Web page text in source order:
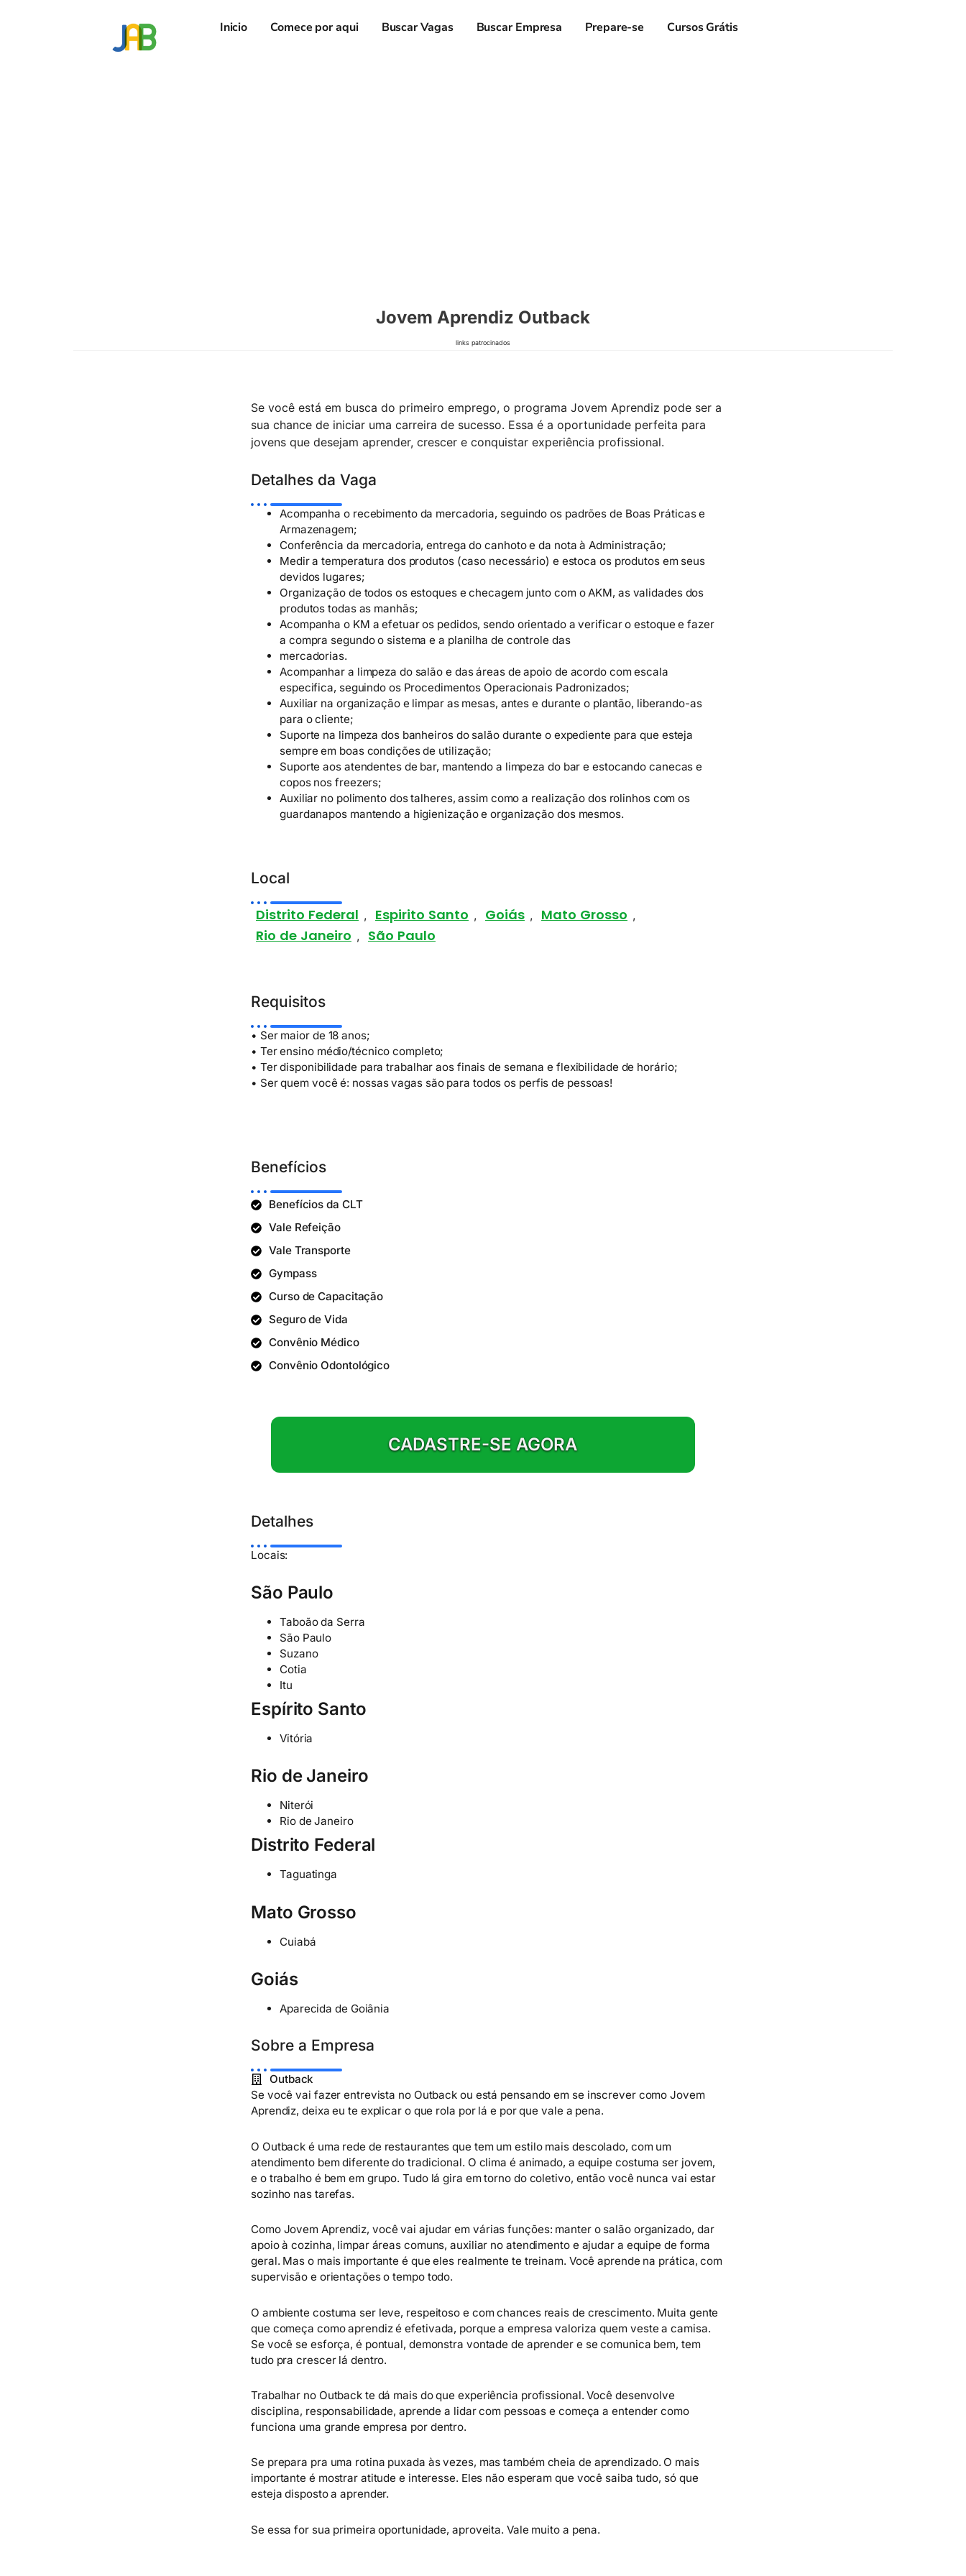
Inicio Comece por aqui Buscar Vagas Buscar Empresa Prepare-se Cursos Grátis
Jovem Aprendiz Outback
links patrocinados
Se você está em busca do primeiro emprego, o programa Jovem Aprendiz pode ser a
sua chance de iniciar uma carreira de sucesso. Essa é a oportunidade perfeita para
jovens que desejam aprender, crescer e conquistar experiência profissional.
Detalhes da Vaga
Acompanha o recebimento da mercadoria, seguindo os padrões de Boas Práticas e
Armazenagem;
Conferência da mercadoria, entrega do canhoto e da nota à Administração;
Medir a temperatura dos produtos (caso necessário) e estoca os produtos em seus
devidos lugares;
Organização de todos os estoques e checagem junto com o AKM, as validades dos
produtos todas as manhãs;
Acompanha o KM a efetuar os pedidos, sendo orientado a verificar o estoque e fazer
a compra segundo o sistema e a planilha de controle das
mercadorias.
Acompanhar a limpeza do salão e das áreas de apoio de acordo com escala
especifica, seguindo os Procedimentos Operacionais Padronizados;
Auxiliar na organização e limpar as mesas, antes e durante o plantão, liberando-as
para o cliente;
Suporte na limpeza dos banheiros do salão durante o expediente para que esteja
sempre em boas condições de utilização;
Suporte aos atendentes de bar, mantendo a limpeza do bar e estocando canecas e
copos nos freezers;
Auxiliar no polimento dos talheres, assim como a realização dos rolinhos com os
guardanapos mantendo a higienização e organização dos mesmos.
Local
Distrito Federal , Espirito Santo , Goiás , Mato Grosso ,
Rio de Janeiro , São Paulo
Requisitos
• Ser maior de 18 anos;
• Ter ensino médio/técnico completo;
• Ter disponibilidade para trabalhar aos finais de semana e flexibilidade de horário;
• Ser quem você é: nossas vagas são para todos os perfis de pessoas!
Benefícios
Benefícios da CLT
Vale Refeição
Vale Transporte
Gympass
Curso de Capacitação
Seguro de Vida
Convênio Médico
Convênio Odontológico
CADASTRE-SE AGORA
Detalhes
Locais:
São Paulo
Taboão da Serra
São Paulo
Suzano
Cotia
Itu
Espírito Santo
Vitória
Rio de Janeiro
Niterói
Rio de Janeiro
Distrito Federal
Taguatinga
Mato Grosso
Cuiabá
Goiás
Aparecida de Goiânia
Sobre a Empresa
Outback
Se você vai fazer entrevista no Outback ou está pensando em se inscrever como Jovem
Aprendiz, deixa eu te explicar o que rola por lá e por que vale a pena.
O Outback é uma rede de restaurantes que tem um estilo mais descolado, com um
atendimento bem diferente do tradicional. O clima é animado, a equipe costuma ser jovem,
e o trabalho é bem em grupo. Tudo lá gira em torno do coletivo, então você nunca vai estar
sozinho nas tarefas.
Como Jovem Aprendiz, você vai ajudar em várias funções: manter o salão organizado, dar
apoio à cozinha, limpar áreas comuns, auxiliar no atendimento e ajudar a equipe de forma
geral. Mas o mais importante é que eles realmente te treinam. Você aprende na prática, com
supervisão e orientações o tempo todo.
O ambiente costuma ser leve, respeitoso e com chances reais de crescimento. Muita gente
que começa como aprendiz é efetivada, porque a empresa valoriza quem veste a camisa.
Se você se esforça, é pontual, demonstra vontade de aprender e se comunica bem, tem
tudo pra crescer lá dentro.
Trabalhar no Outback te dá mais do que experiência profissional. Você desenvolve
disciplina, responsabilidade, aprende a lidar com pessoas e começa a entender como
funciona uma grande empresa por dentro.
Se prepara pra uma rotina puxada às vezes, mas também cheia de aprendizado. O mais
importante é mostrar atitude e interesse. Eles não esperam que você saiba tudo, só que
esteja disposto a aprender.
Se essa for sua primeira oportunidade, aproveita. Vale muito a pena.